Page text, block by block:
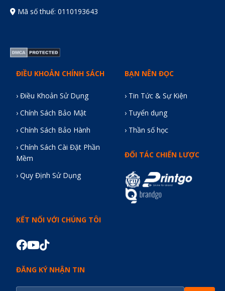
Mã số thuế: 0110193643
ĐIỀU KHOẢN CHÍNH SÁCH
› Điều Khoản Sử Dụng
› Chính Sách Bảo Mật
› Chính Sách Bảo Hành
› Chính Sách Cài Đặt Phần
Mềm
› Quy Định Sử Dụng
BẠN NÊN ĐỌC
› Tin Tức & Sự Kiện
› Tuyển dụng
› Thần số học
ĐỐI TÁC CHIẾN LƯỢC
KẾT NỐI VỚI CHÚNG TÔI
ĐĂNG KÝ NHẬN TIN